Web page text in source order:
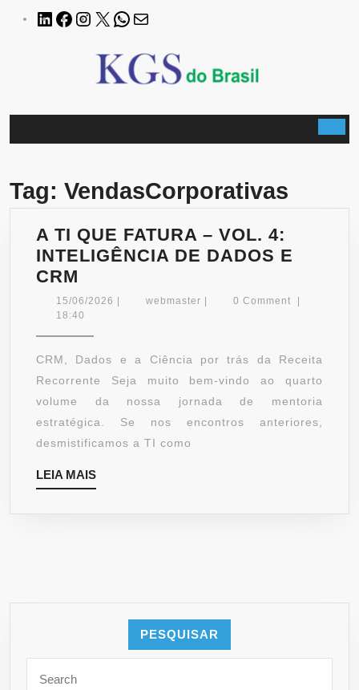
LinkedInFacebook
Instagram
X WhatsApp
Tag: VendasCorporativas
A TI QUE FATURA – VOL. 4:
INTELIGÊNCIA DE DADOS E
CRM
TI
QUE
FATURA
–
VOL.
INTELIGÊNCIA
DE
E
15/06/2026 15/06/2026webmaster webmaster0 Comment
18:40
CRM, Dados e a Ciência por trás da Receita
Recorrente Seja muito bem-vindo ao quarto
volume da nossa jornada de mentoria
estratégica. Se nos encontros anteriores,
desmistificamos a TI como
LEIA MAISLEIA
MAIS
PESQUISAR
for: